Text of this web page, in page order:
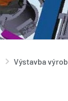
Výstavba